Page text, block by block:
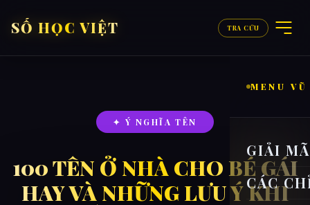
SỐ HỌC VIỆT TRA CỨU
MENU VŨ
GIẢI
CÁC
✦ Ý NGHĨA TÊN
100 TÊN Ở NHÀ CHO BÉ GÁI
HAY VÀ NHỮNG LƯU Ý KHI